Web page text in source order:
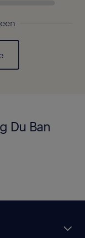
Du Ban